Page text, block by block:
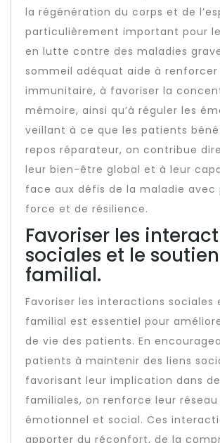
la régénération du corps et de
particulièrement important pour
en lutte contre des maladies
sommeil adéquat aide à
immunitaire, à favoriser la
mémoire, ainsi qu’à réguler les
veillant à ce que les patients
repos réparateur, on contribue
leur bien-être global et à leur
face aux défis de la maladie avec
force et de résilience.
Favoriser les
sociales et le soutien
familial.
Favoriser les interactions sociales
familial est essentiel pour
de vie des patients. En
patients à maintenir des liens
favorisant leur implication dans
familiales, on renforce leur
émotionnel et social. Ces
apporter du réconfort, de la